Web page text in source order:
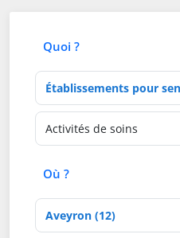
Quoi ?
Type d'établissement
Activités de soins
Où ?
Département